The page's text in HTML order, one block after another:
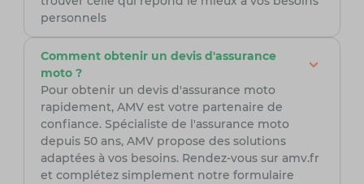
personnels
Comment obtenir un devis d'assurance
moto ?
Pour obtenir un devis d'assurance moto
rapidement, AMV est votre partenaire de
confiance. Spécialiste de l'assurance moto
depuis 50 ans, AMV propose des solutions
adaptées à vos besoins. Rendez-vous sur amv.fr
et complétez simplement notre formulaire